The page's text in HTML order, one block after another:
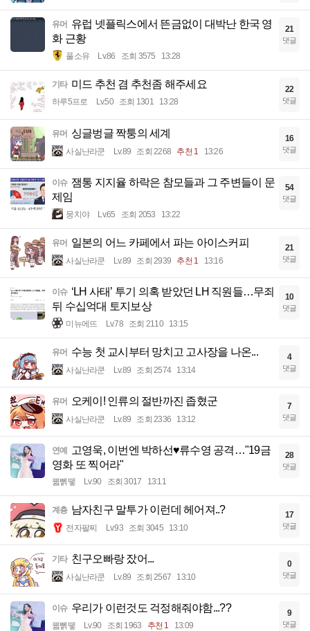
유머 유럽 넷플릭스에서 뜬금없이 대박난 한국 영
화 근황
풀소유 Lv.86 조회 3575 13:28
21
댓글
기타 미드 추천 겸 추천좀 해주세요
하루5프로 Lv.50 조회 1301 13:28
22
댓글
유머 싱글벙글 짝퉁의 세계
사실난라쿤 Lv.89 조회 2268 추천 1 13:26
16
댓글
이슈 잼통 지지율 하락은 참모들과 그 주변들이 문
제임
뭉치야 Lv.65 조회 2053 13:22
54
댓글
유머 일본의 어느 카페에서 파는 아이스커피
사실난라쿤 Lv.89 조회 2939 추천 1 13:16
21
댓글
이슈 ‘LH 사태’ 투기 의혹 받았던 LH 직원들…무죄
뒤 수십억대 토지보상
미뉴에뜨 Lv.78 조회 2110 13:15
10
댓글
유머 수능 첫 교시부터 망치고 고사장을 나온...
사실난라쿤 Lv.89 조회 2574 13:14
4
댓글
유머 오케이! 인류의 절반까진 좁혔군
사실난라쿤 Lv.89 조회 2336 13:12
7
댓글
연예 고영욱, 이번엔 박하선♥류수영 공격…"19금
영화 또 찍어라"
꿻뻵뗗 Lv.90 조회 3017 13:11
28
댓글
계층 남자친구 말투가 이런데 헤어져..?
전자팔찌 Lv.93 조회 3045 13:10
17
댓글
기타 친구오빠랑 잤어...
사실난라쿤 Lv.89 조회 2567 13:10
0
댓글
이슈 우리가 이런것도 걱정해줘야함...??
꿻뻵뗗 Lv.90 조회 1963 추천 1 13:09
9
댓글